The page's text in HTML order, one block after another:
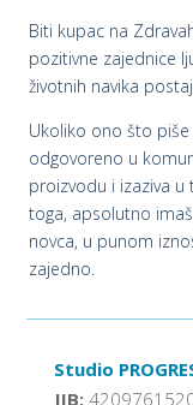
Biti kupac na
pozitivne zajednice
životnih navika
Ukoliko ono što
odgovoreno u
proizvodu i izaziva
toga, apsolutno
novca, u punom
zajedno.
Studio
JIB: